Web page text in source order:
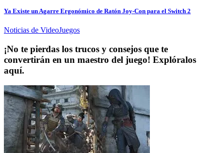
Ya Existe un Agarre Ergonómico de Ratón Joy-Con para el Switch 2
Noticias de VideoJuegos
¡No te pierdas los trucos y consejos que te
convertirán en un maestro del juego! Explóralos
aquí.